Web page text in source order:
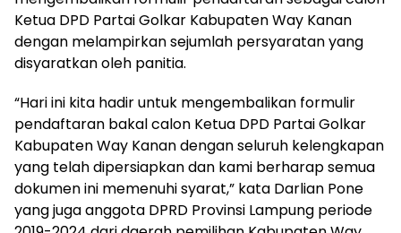
Ketua DPD Partai Golkar Kabupaten Way Kanan
dengan melampirkan sejumlah persyaratan yang
disyaratkan oleh panitia.
“Hari ini kita hadir untuk mengembalikan formulir
pendaftaran bakal calon Ketua DPD Partai Golkar
Kabupaten Way Kanan dengan seluruh kelengkapan
yang telah dipersiapkan dan kami berharap semua
dokumen ini memenuhi syarat,” kata Darlian Pone
yang juga anggota DPRD Provinsi Lampung periode